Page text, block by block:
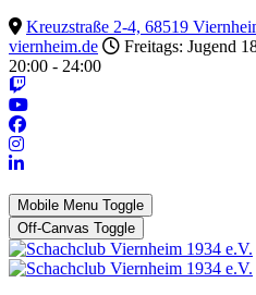
Kreuzstraße 2-4, 68519
viernheim.de
Freitags: Jugend
20:00 - 24:00
Mobile Menu Toggle
Off-Canvas Toggle